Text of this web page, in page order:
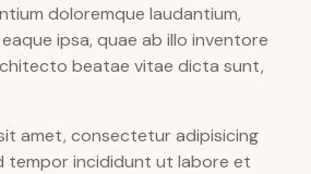
doloremque laudantium,
ipsa, quae ab illo inventore
beatae vitae dicta sunt,
amet, consectetur adipisicing
tempor incididunt ut labore et